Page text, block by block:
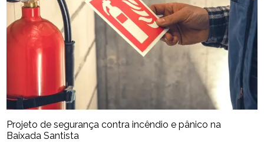
Projeto de segurança contra incêndio e pânico na
Baixada Santista